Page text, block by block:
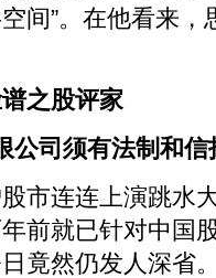
间”。在他看来，
之股评家
司须有法制和信
连连上演跳水大
前就已针对中国
竟然仍发人深省。